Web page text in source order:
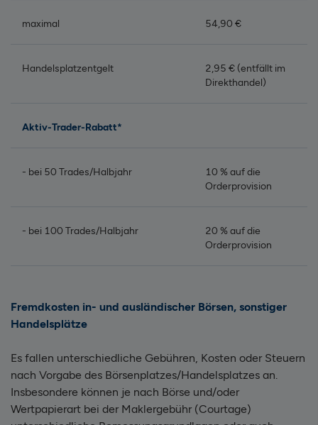
maximal 54,90 €
Handelsplatzentgelt
2,95 € (entfällt im
Direkthandel)
Aktiv-Trader-Rabatt*
- bei 50 Trades/Halbjahr
10 % auf die
Orderprovision
- bei 100 Trades/Halbjahr
20 % auf die
Orderprovision
Fremdkosten in- und ausländischer Börsen, sonstiger
Handelsplätze
Es fallen unterschiedliche Gebühren, Kosten oder Steuern
nach Vorgabe des Börsenplatzes/Handelsplatzes an.
Insbesondere können je nach Börse und/oder
Wertpapierart bei der Maklergebühr (Courtage)